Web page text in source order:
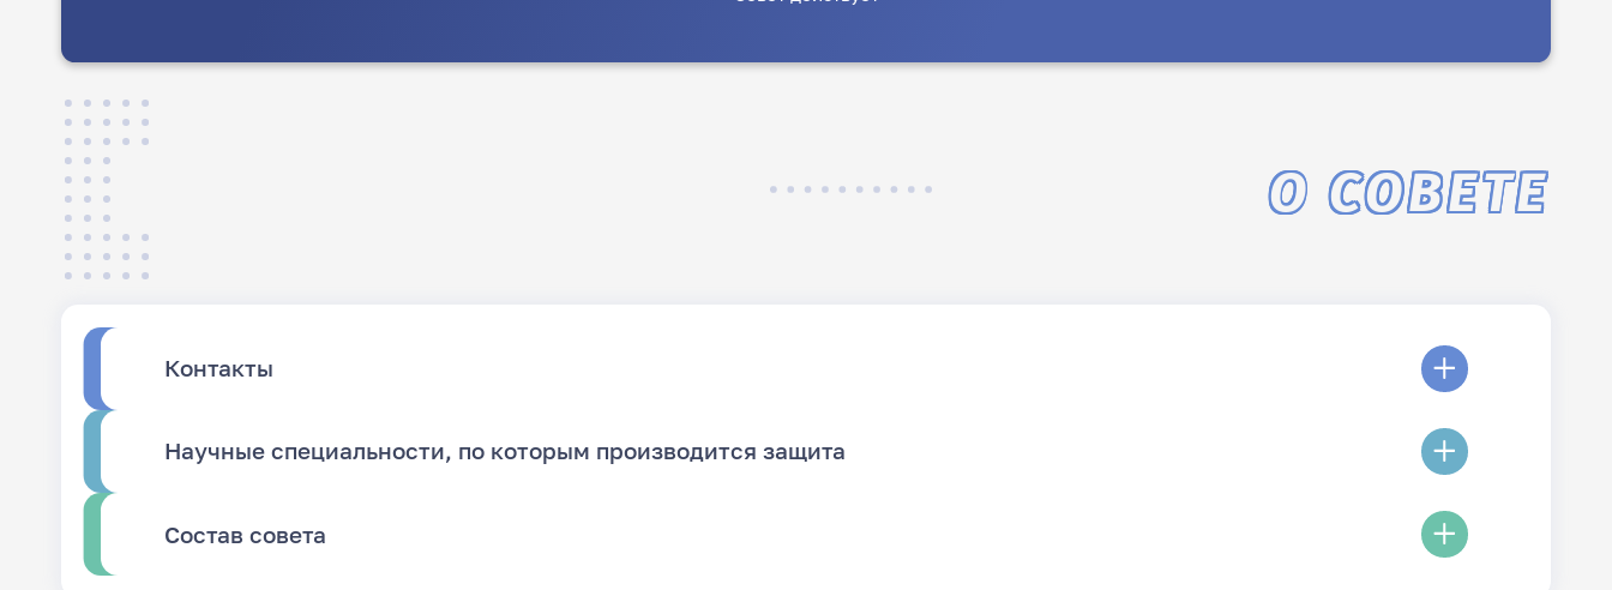
О СОВЕТЕ
Контакты
Научные специальности, по которым производится защита
Состав совета